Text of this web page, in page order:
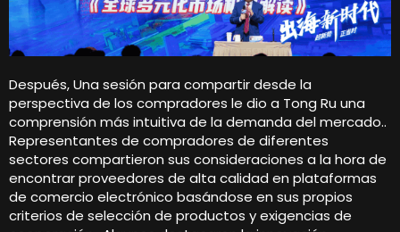
Después, Una sesión para compartir desde la
perspectiva de los compradores le dio a Tong Ru una
comprensión más intuitiva de la demanda del mercado..
Representantes de compradores de diferentes
sectores compartieron sus consideraciones a la hora de
encontrar proveedores de alta calidad en plataformas
de comercio electrónico basándose en sus propios
criterios de selección de productos y exigencias de